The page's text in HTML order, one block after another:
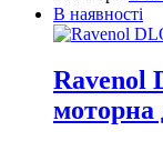
В наявності
Ravenol
моторна